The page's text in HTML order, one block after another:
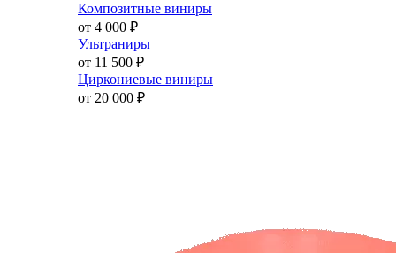
Композитные виниры
от 4 000 ₽
Ультраниры
от 11 500 ₽
Циркониевые виниры
от 20 000 ₽